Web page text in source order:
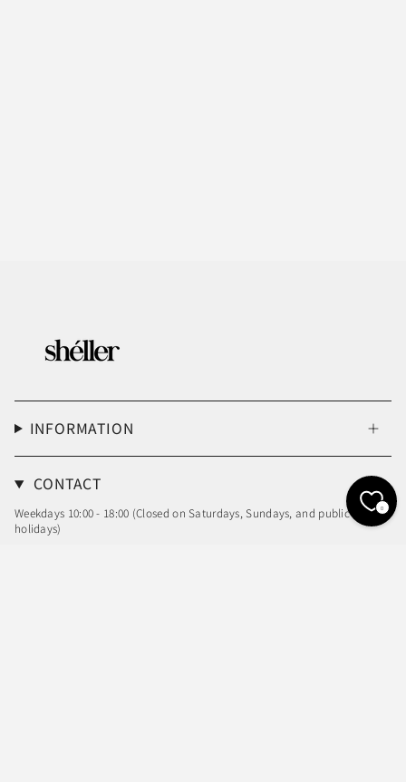
INFORMATION
CONTACT
Weekdays 10:00 - 18:00 (Closed on Saturdays, Sundays, and public
holidays)
0